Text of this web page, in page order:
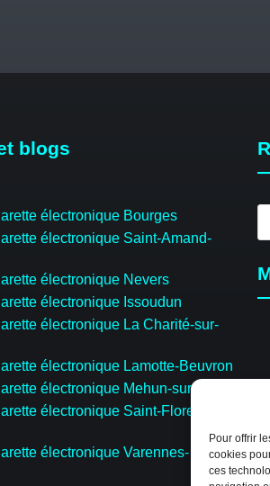
Pour offrir
cookies
ces
blogs
électronique Bourges
électronique Saint-Amand-
électronique Nevers
électronique Issoudun
électronique La Charité-sur-
électronique Lamotte-Beuvron
électronique Mehun-sur-Yèvre
électronique Saint-Florent-sur-
électronique Varennes-